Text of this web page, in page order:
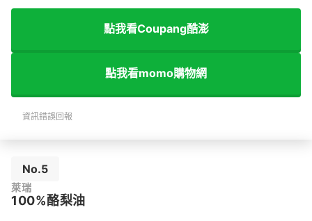
點我看Coupang酷澎
點我看momo購物網
資訊錯誤回報
No.5
萊瑞
100%酪梨油